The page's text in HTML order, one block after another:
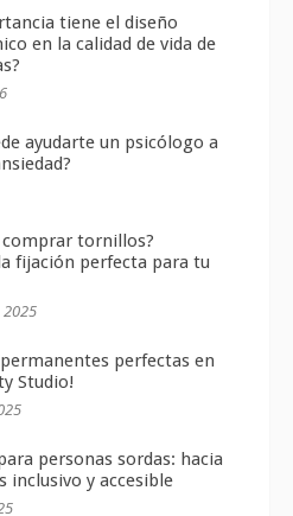
tiene el diseño
en la calidad de vida de
ayudarte un psicólogo a
comprar tornillos?
fijación perfecta para tu
perfectas en
Studio!
personas sordas: hacia
inclusivo y accesible